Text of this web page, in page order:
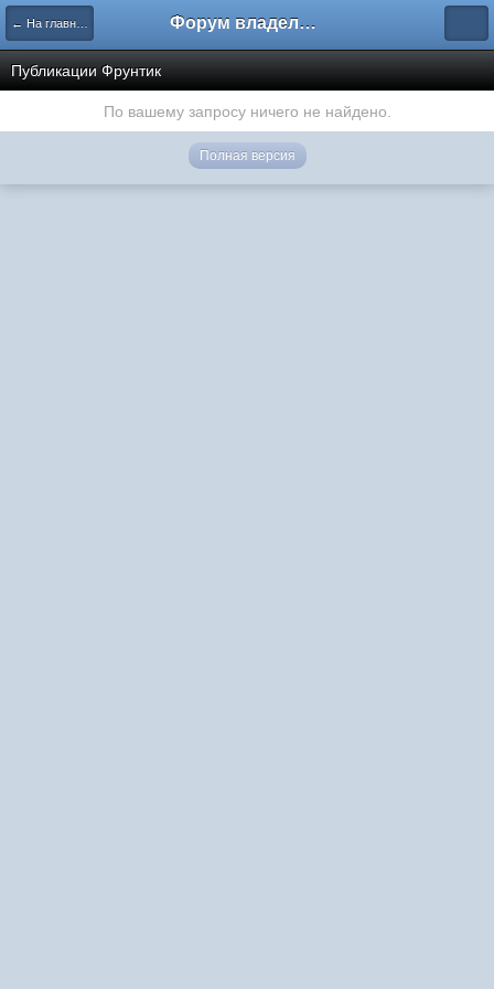
← На главную Форум владельцев интернет-магазинов
Публикации Фрунтик
По вашему запросу ничего не найдено.
Полная версия